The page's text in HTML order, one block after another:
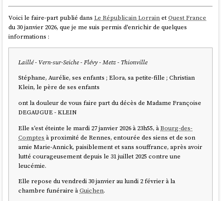
Voici le faire-part publié dansLe Républicain LorrainetOuest France
du 30 janvier 2026, que je me suis permis d'enrichir de quelques
informations :
Laillé - Vern-sur-Seiche - Flévy - Metz - Thionville
Stéphane, Aurélie, ses enfants ; Elora, sa petite-fille ; Christian
Klein, le père de ses enfants
ont la douleur de vous faire part du décès de Madame Françoise
DEGAUGUE - KLEIN
Elle s'est éteinte le mardi 27 janvier 2026 à 23h55, àBourg-des-
Comptes à proximité de Rennes, entourée des siens et de son
amie Marie-Annick, paisiblement et sans souffrance, après avoir
lutté courageusement depuis le 31 juillet 2025 contre une
leucémie.
Elle repose du vendredi 30 janvier au lundi 2 février à la
chambre funéraire àGuichen.